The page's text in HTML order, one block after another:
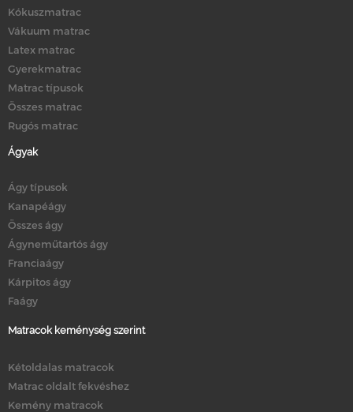
Kókuszmatrac
Vákuum matrac
Latex matrac
Gyerekmatrac
Matrac típusok
Összes matrac
Rugós matrac
Ágyak
Ágy típusok
Kanapéágy
Összes ágy
Ágyneműtartós ágy
Franciaágy
Kárpitos ágy
Faágy
Matracok keménység szerint
Kétoldalas matracok
Matrac oldalt fekvéshez
Kemény matracok